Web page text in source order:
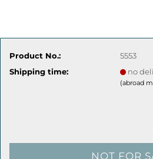
Product No.:
5553
Shipping time:
no
(abroad